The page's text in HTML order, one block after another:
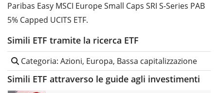
Paribas Easy MSCI Europe Small Caps SRI S-Series PAB
5% Capped UCITS ETF.
Simili ETF tramite la ricerca ETF
Categoria: Azioni, Europa, Bassa capitalizzazione
Simili ETF attraverso le guide agli investimenti